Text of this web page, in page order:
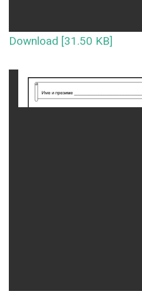
Download [31.50 KB]